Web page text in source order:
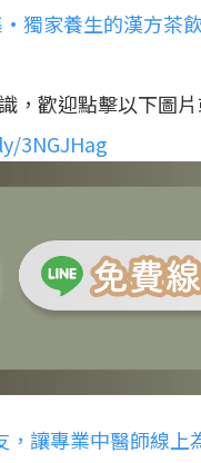
•獨家養生的漢方茶
，歡迎點擊以下圖片
3NGJHag
讓專業中醫師線上